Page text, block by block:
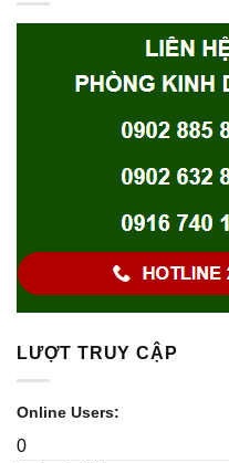
LƯỢT TRUY CẬP
Online Users:
0